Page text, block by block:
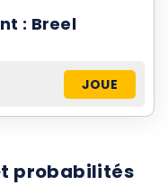
: Breel
JOUE
probabilités